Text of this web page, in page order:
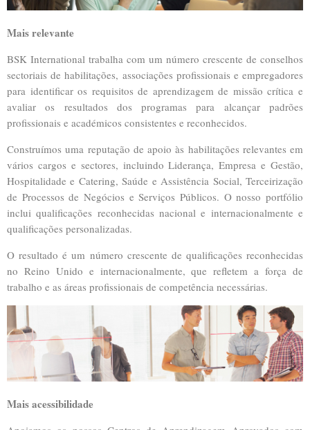
Mais relevante
BSK International trabalha com um número crescente de conselhos
sectoriais de habilitações, associações profissionais e empregadores
para identificar os requisitos de aprendizagem de missão crítica e
avaliar os resultados dos programas para alcançar padrões
profissionais e académicos consistentes e reconhecidos.
Construímos uma reputação de apoio às habilitações relevantes em
vários cargos e sectores, incluindo Liderança, Empresa e Gestão,
Hospitalidade e Catering, Saúde e Assistência Social, Terceirização
de Processos de Negócios e Serviços Públicos. O nosso portfólio
inclui qualificações reconhecidas nacional e internacionalmente e
qualificações personalizadas.
O resultado é um número crescente de qualificações reconhecidas
no Reino Unido e internacionalmente, que refletem a força de
trabalho e as áreas profissionais de competência necessárias.
Mais acessibilidade